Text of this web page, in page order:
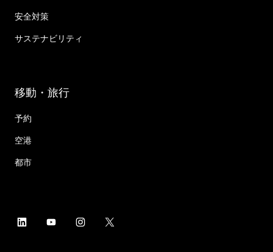
安全対策
サステナビリティ
移動・旅行
予約
空港
都市